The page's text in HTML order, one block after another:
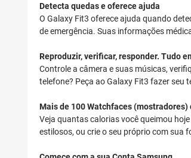
Detecta quedas e oferece ajuda
O Galaxy Fit3 oferece ajuda quando
de emergência. Suas informações
Reproduzir, verificar, responder. Tudo
Controle a câmera e suas músicas,
telefone? Peça ao Galaxy Fit3 fazer
Mais de 100 Watchfaces (mostradores)
Veja quantas calorias você queimou
estilosos, ou crie o seu próprio com sua